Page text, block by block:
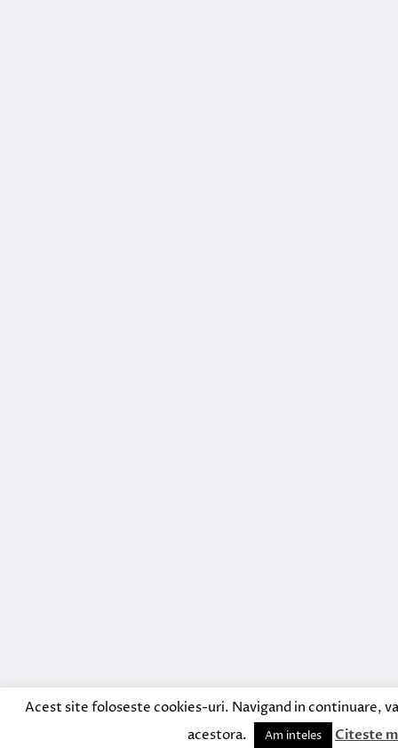
Acest site foloseste cookies-uri. Navigand in continuare,
acestora.
Am inteles Citeste